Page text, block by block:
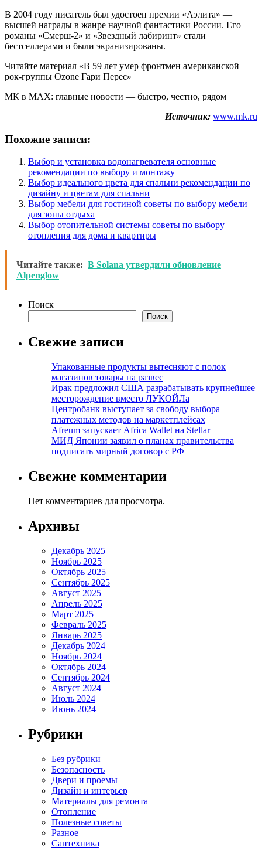
В 2004 году писатель был удостоен премии «Аэлита» —
высшей награды в жанре научной фантастики России. Его
романы «Смерш-2» и «Звездный лабиринт» стали
бестселлерами и были экранизированы.
Читайте материал «В 59 лет умер фронтмен американской
рок-группы Ozone Гари Перес»
МК в MAX: главные новости — быстро, честно, рядом
Источник: www.mk.ru
Похожие записи:
Выбор и установка водонагревателя основные
рекомендации по выбору и монтажу
Выбор идеального цвета для спальни рекомендации по
дизайну и цветам для спальни
Выбор мебели для гостиной советы по выбору мебели
для зоны отдыха
Выбор отопительной системы советы по выбору
отопления для дома и квартиры
Читайте также: В Solana утвердили обновление
Alpenglow
Поиск
Поиск
Свежие записи
Упакованные продукты вытесняют с полок
магазинов товары на развес
Ирак предложил США разрабатывать крупнейшее
месторождение вместо ЛУКОЙЛа
Центробанк выступает за свободу выбора
платежных методов на маркетплейсах
Afreum запускает Africa Wallet на Stellar
МИД Японии заявил о планах правительства
подписать мирный договор с РФ
Свежие комментарии
Нет комментариев для просмотра.
Архивы
Декабрь 2025
Ноябрь 2025
Октябрь 2025
Сентябрь 2025
Август 2025
Апрель 2025
Март 2025
Февраль 2025
Январь 2025
Декабрь 2024
Ноябрь 2024
Октябрь 2024
Сентябрь 2024
Август 2024
Июль 2024
Июнь 2024
Рубрики
Без рубрики
Безопасность
Двери и проемы
Дизайн и интерьер
Материалы для ремонта
Отопление
Полезные советы
Разное
Сантехника